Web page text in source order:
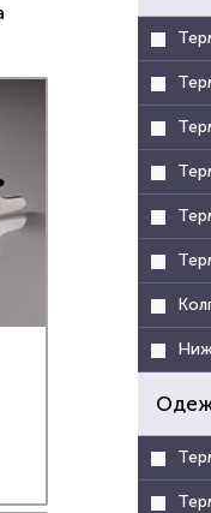
для
для